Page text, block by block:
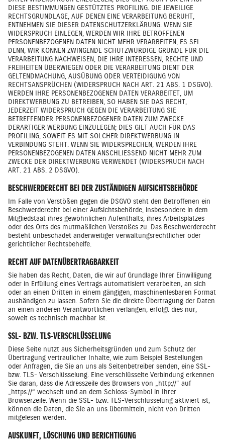
DIESE BESTIMMUNGEN GESTÜTZTES PROFILING. DIE JEWEILIGE
RECHTSGRUNDLAGE, AUF DENEN EINE VERARBEITUNG BERUHT,
ENTNEHMEN SIE DIESER DATENSCHUTZERKLÄRUNG. WENN SIE
WIDERSPRUCH EINLEGEN, WERDEN WIR IHRE BETROFFENEN
PERSONENBEZOGENEN DATEN NICHT MEHR VERARBEITEN, ES SEI
DENN, WIR KÖNNEN ZWINGENDE SCHUTZWÜRDIGE GRÜNDE FÜR DIE
VERARBEITUNG NACHWEISEN, DIE IHRE INTERESSEN, RECHTE UND
FREIHEITEN ÜBERWIEGEN ODER DIE VERARBEITUNG DIENT DER
GELTENDMACHUNG, AUSÜBUNG ODER VERTEIDIGUNG VON
RECHTSANSPRÜCHEN (WIDERSPRUCH NACH ART. 21 ABS. 1 DSGVO).
WERDEN IHRE PERSONENBEZOGENEN DATEN VERARBEITET, UM
DIREKTWERBUNG ZU BETREIBEN, SO HABEN SIE DAS RECHT,
JEDERZEIT WIDERSPRUCH GEGEN DIE VERARBEITUNG SIE
BETREFFENDER PERSONENBEZOGENER DATEN ZUM ZWECKE
DERARTIGER WERBUNG EINZULEGEN; DIES GILT AUCH FÜR DAS
PROFILING, SOWEIT ES MIT SOLCHER DIREKTWERBUNG IN
VERBINDUNG STEHT. WENN SIE WIDERSPRECHEN, WERDEN IHRE
PERSONENBEZOGENEN DATEN ANSCHLIESSEND NICHT MEHR ZUM
ZWECKE DER DIREKTWERBUNG VERWENDET (WIDERSPRUCH NACH
ART. 21 ABS. 2 DSGVO).
BESCHWERDERECHT BEI DER ZUSTÄNDIGEN AUFSICHTSBEHÖRDE
Im Falle von Verstößen gegen die DSGVO steht den Betroffenen ein
Beschwerderecht bei einer Aufsichtsbehörde, insbesondere in dem
Mitgliedstaat ihres gewöhnlichen Aufenthalts, ihres Arbeitsplatzes
oder des Orts des mutmaßlichen Verstoßes zu. Das Beschwerderecht
besteht unbeschadet anderweitiger verwaltungsrechtlicher oder
gerichtlicher Rechtsbehelfe.
RECHT AUF DATENÜBERTRAGBARKEIT
Sie haben das Recht, Daten, die wir auf Grundlage Ihrer Einwilligung
oder in Erfüllung eines Vertrags automatisiert verarbeiten, an sich
oder an einen Dritten in einem gängigen, maschinenlesbaren Format
aushändigen zu lassen. Sofern Sie die direkte Übertragung der Daten
an einen anderen Verantwortlichen verlangen, erfolgt dies nur,
soweit es technisch machbar ist.
SSL- BZW. TLS-VERSCHLÜSSELUNG
Diese Seite nutzt aus Sicherheitsgründen und zum Schutz der
Übertragung vertraulicher Inhalte, wie zum Beispiel Bestellungen
oder Anfragen, die Sie an uns als Seitenbetreiber senden, eine SSL-
bzw. TLS- Verschlüsselung. Eine verschlüsselte Verbindung erkennen
Sie daran, dass die Adresszeile des Browsers von „http://“ auf
„https://“ wechselt und an dem Schloss-Symbol in Ihrer
Browserzeile. Wenn die SSL- bzw. TLS-Verschlüsselung aktiviert ist,
können die Daten, die Sie an uns übermitteln, nicht von Dritten
mitgelesen werden.
AUSKUNFT, LÖSCHUNG UND BERICHTIGUNG